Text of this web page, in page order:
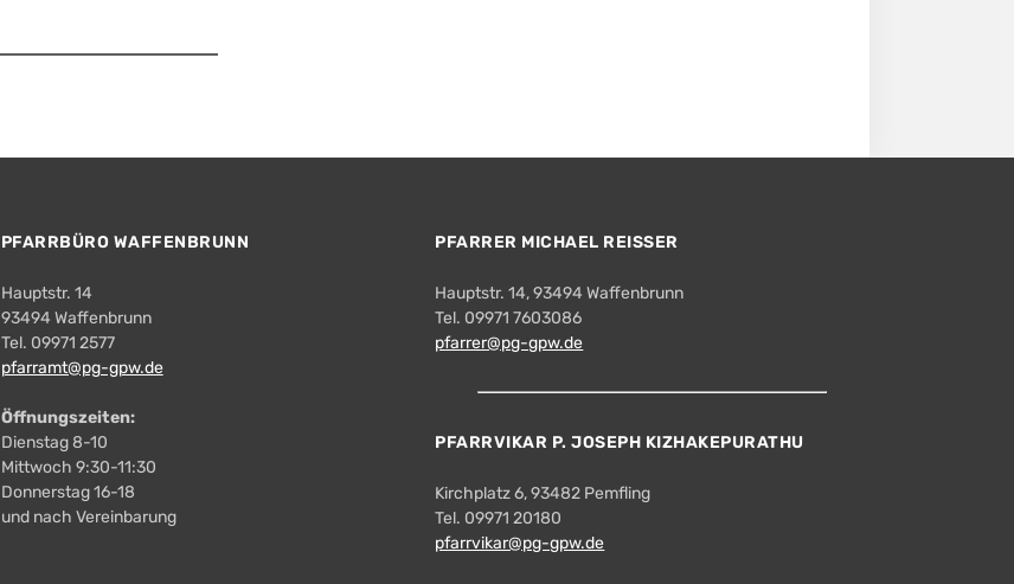
PFARRBÜRO WAFFENBRUNN
Hauptstr. 14
93494 Waffenbrunn
Tel. 09971 2577
pfarramt@pg-gpw.de
Öffnungszeiten:
Dienstag 8-10
Mittwoch 9:30-11:30
Donnerstag 16-18
und nach Vereinbarung
PFARRER MICHAEL REISSER
Hauptstr. 14, 93494 Waffenbrunn
Tel. 09971 7603086
pfarrer@pg-gpw.de
PFARRVIKAR P. JOSEPH KIZHAKEPURATHU
Kirchplatz 6, 93482 Pemfling
Tel. 09971 20180
pfarrvikar@pg-gpw.de